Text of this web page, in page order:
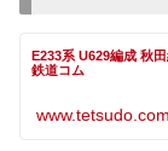
E233系 U629編成 秋
鉄道コム
www.tetsudo.com